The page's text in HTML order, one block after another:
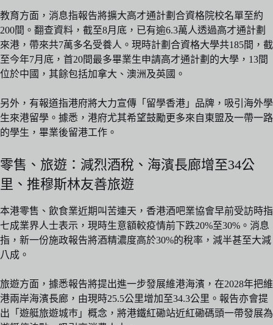
教育方面，消息指報告將擴大高才通計劃合資格院校名單至約
200間。翻查資料，截至8月底，已有逾6.3萬人透過高才通計劃
來港，帶來共7萬多名受養人。現時計劃合資格大學共185間，截
至今年7月底，首20間最多畢業生申請高才通計劃的大學，13間
位於中國，其餘包括加拿大、澳洲及英國。
另外，有報道指港府將大力宣傳「留學香港」品牌，吸引海外學
生來港留學。據悉，港府尤其希望鼓勵更多來自東盟及一帶一路
的學生，畢業後留港工作。
零售、旅遊：減烈酒稅、海濱長廊增至34公
里、推穆斯林友善旅遊
本港零售、飲食業近期叫苦連天，香港酒吧業協會早前受訪時指
七成業界人士表示，現時生意額較疫情前下跌20%至30%。消息
指，新一份施政報告將酒精濃度高於30%的稅率，減半甚至大減
八成。
旅遊方面，據悉報告將提出進一步發展維港海濱，在2028年把維
港兩岸海濱長廊，由現時25.5公里增加至34.3公里。報告亦會提
出「遊艇旅遊城巿」概念，將港鐵紅磡站近紅磡碼頭一帶發展為